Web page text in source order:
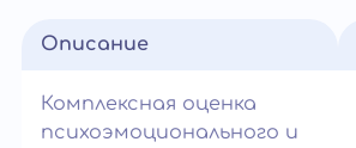
Описание
Комплексная оценка
психоэмоционального и